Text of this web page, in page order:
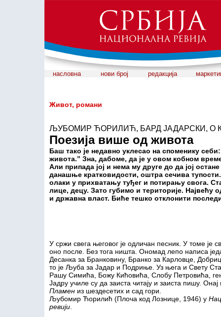
насловна нови број редакција
Живот, романи
ЉУБОМИР ЋОРИЛИЋ, БАРД ЈАДАРСКИ, О
Поезија више од живота
Баш тако је недавно уклесао на споменику
живота.” Зна, дабоме, да је у овом кобном
Али припада јој и нема му друге до да јој
данашње кратковидости, оштра сечива
олаки у прихватању туђег и потирању свога.
лице, децу. Зато губимо и територије. Највећу
и државна власт. Биће тешко отклонити
У сржи свега његовог је одличан песник. У томе је
оно после. Без тога ништа. Ономад лепо написа
Десанка за Бранковину, Бранко за Карловце,
то је Љуба за Јадар и Подриње. Уз њега и Свету
Рашу Симића, Божу Кићовића, Слобу Петровића,
Јадру училе су да заиста читају и заиста пишу. Онај
Пламен из шездесетих и сад гори.
Љубомир Ћорилић (Плоча код Лознице, 1946) у
ревији